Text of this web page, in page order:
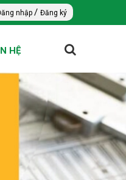
nhập / Đăng ký
HỆ